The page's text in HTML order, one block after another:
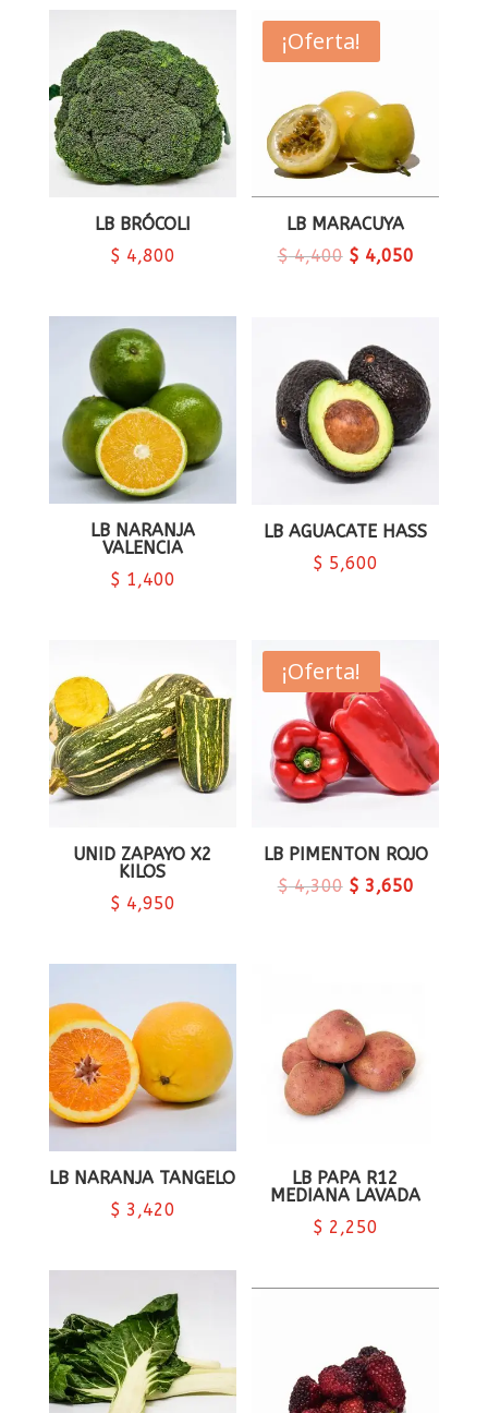
LB BRÓCOLI
$ 4,800
¡Oferta!
LB MARACUYA
$4,400 $ 4,050
LB NARANJA
VALENCIA
$ 1,400
LB AGUACATE HASS
$ 5,600
UNID ZAPAYO X2
KILOS
$ 4,950
¡Oferta!
LB PIMENTON ROJO
$4,300 $ 3,650
LB NARANJA TANGELO
$ 3,420
LB PAPA R12
MEDIANA LAVADA
$ 2,250